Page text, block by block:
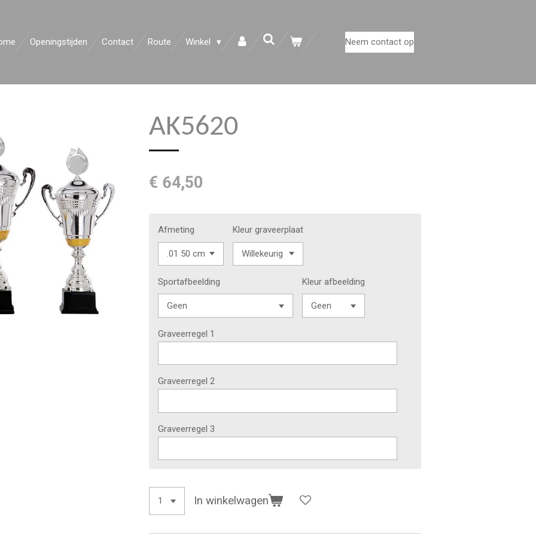
Openingstijden Contact Route Winkel Neem contact op
AK5620
€ 64,50
Afmeting Kleur graveerplaat
Sportafbeelding Kleur afbeelding
Graveerregel 1
Graveerregel 2
Graveerregel 3
In winkelwagen